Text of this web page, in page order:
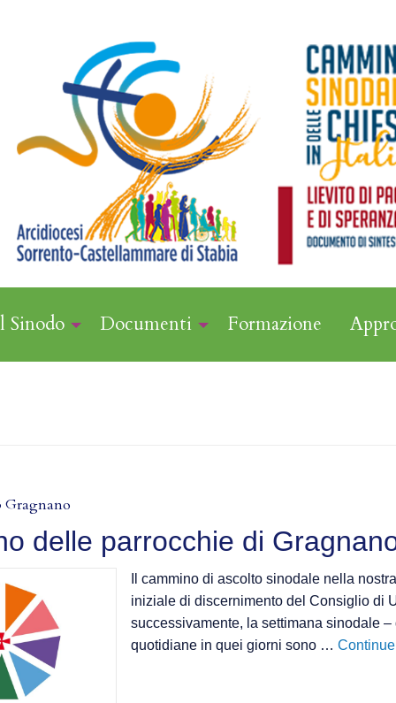
Sinodo Documenti Formazione
Gragnano
delle parrocchie di
Il cammino di ascolto sinodale nella
iniziale di discernimento del Consiglio di
successivamente, la settimana sinodale
quotidiane in quei giorni sono …